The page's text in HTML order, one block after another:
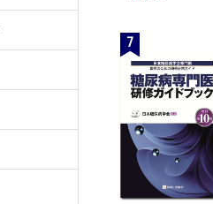
医療費
12 ケアマ
介入の
事例
13 難病
患者を
事例 薬
事例 症
7